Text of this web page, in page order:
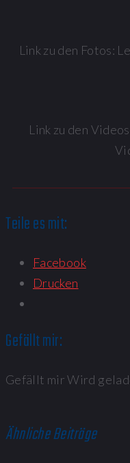
Link zu den Fotos:
Link zu den
Teile es mit:
Facebook
Drucken
Gefällt mir:
Gefällt mirWird
Ähnliche Beiträge